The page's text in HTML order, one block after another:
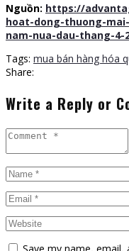
Nguồn: https://
hoat-dong-thuong-
nam-nua-dau-thang-4-
Tags: mua bán hàng hóa
Share:
Write a Reply or